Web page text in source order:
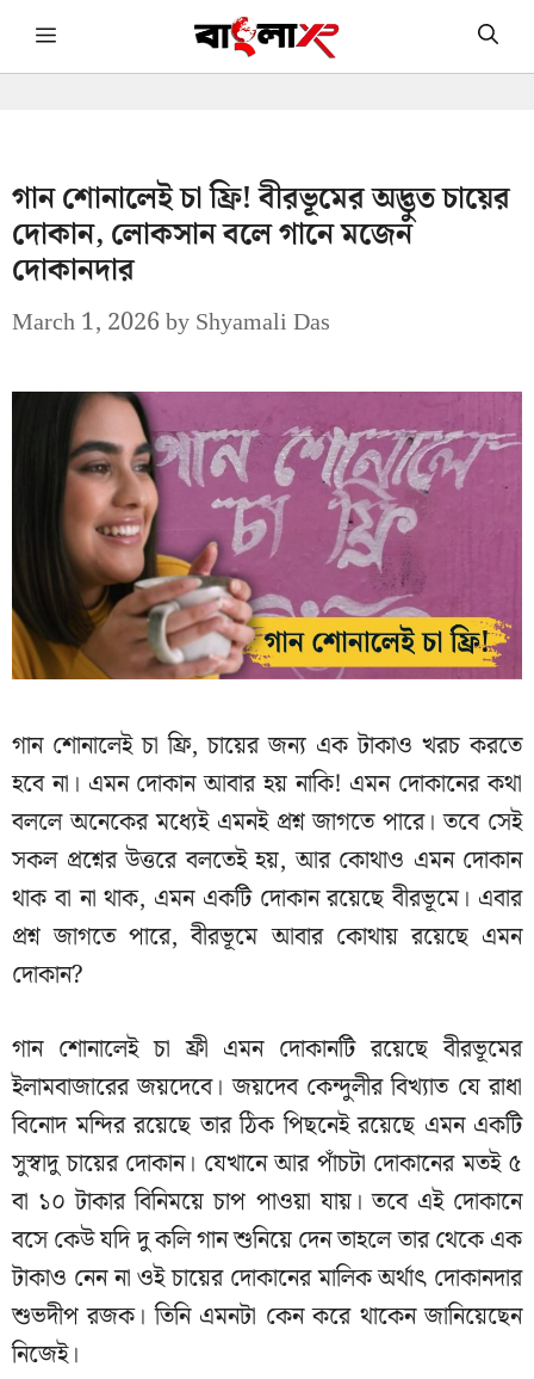
Skip Menu
গান শোনালেই চা ফ্রি! বীরভূমের অদ্ভুত চায়ের
দোকান, লোকসান বলে গানে মজেন
দোকানদার
March 1, 2026byShyamali Das
গান শোনালেই চা ফ্রি, চায়ের জন্য এক টাকাও খরচ করতে
হবে না। এমন দোকান আবার হয় নাকি! এমন দোকানের কথা
বললে অনেকের মধ্যেই এমনই প্রশ্ন জাগতে পারে। তবে সেই
সকল প্রশ্নের উত্তরে বলতেই হয়, আর কোথাও এমন দোকান
থাক বা না থাক, এমন একটি দোকান রয়েছে বীরভূমে। এবার
প্রশ্ন জাগতে পারে, বীরভূমে আবার কোথায় রয়েছে এমন
দোকান?
গান শোনালেই চা ফ্রী এমন দোকানটি রয়েছে বীরভূমের
ইলামবাজারের জয়দেবে। জয়দেব কেন্দুলীর বিখ্যাত যে রাধা
বিনোদ মন্দির রয়েছে তার ঠিক পিছনেই রয়েছে এমন একটি
সুস্বাদু চায়ের দোকান। যেখানে আর পাঁচটা দোকানের মতই ৫
বা ১০ টাকার বিনিময়ে চাপ পাওয়া যায়। তবে এই দোকানে
বসে কেউ যদি দু কলি গান শুনিয়ে দেন তাহলে তার থেকে এক
টাকাও নেন না ওই চায়ের দোকানের মালিক অর্থাৎ দোকানদার
শুভদীপ রজক। তিনি এমনটা কেন করে থাকেন জানিয়েছেন
নিজেই।